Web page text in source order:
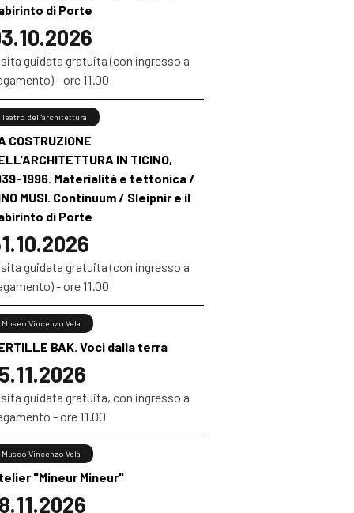
di Porte
guidata gratuita (con ingresso a
- ore 11.00
COSTRUZIONE
IN TICINO,
1996. Materialità e tettonica /
MUSI. Continuum / Sleipnir e il
di Porte
Teatro dell'architettura
guidata gratuita (con ingresso a
- ore 11.00
BAK. Voci dalla terra
Museo Vincenzo Vela
guidata gratuita, con ingresso a
- ore 11.00
"Mineur Mineur"
Museo Vincenzo Vela